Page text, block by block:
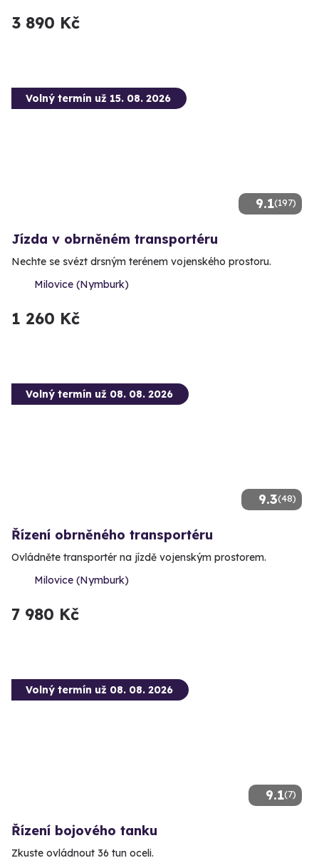
3 890 Kč
9.1(197)
Volný termín už 15. 08. 2026
Jízda v obrněném transportéru
Nechte se svézt drsným terénem vojenského prostoru.
Milovice (Nymburk)
1 260 Kč
9.3(48)
Volný termín už 08. 08. 2026
Řízení obrněného transportéru
Ovládněte transportér na jízdě vojenským prostorem.
Milovice (Nymburk)
7 980 Kč
9.1(7)
Volný termín už 08. 08. 2026
Řízení bojového tanku
Zkuste ovládnout 36 tun oceli.